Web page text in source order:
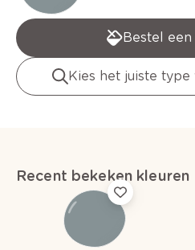
Bestel
Kies het juiste
Recent bekeken kleuren